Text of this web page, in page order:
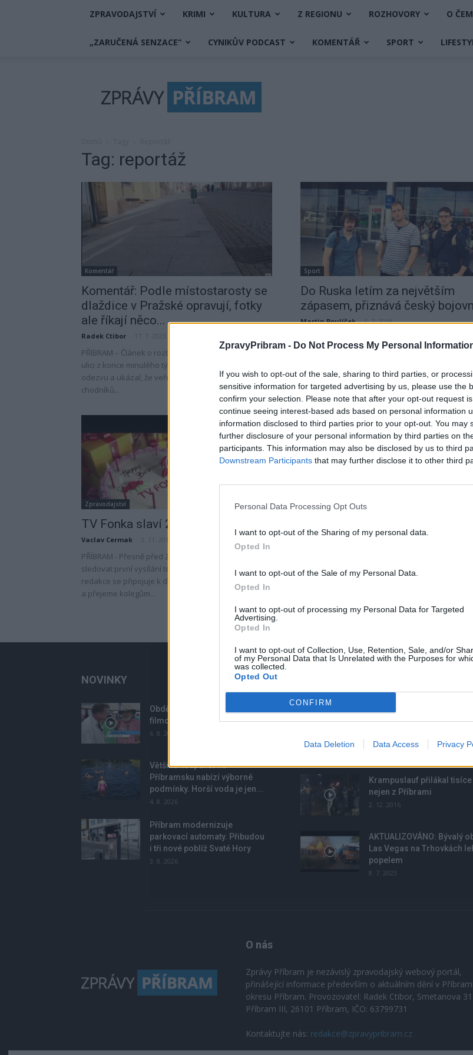
ZpravyPribram - Do Not Process My Personal
If you wish to opt-out of the sale, sharing to third parties, or
sensitive information for targeted advertising by us, please use the
confirm your selection. Please note that after your opt-out request
continue seeing interest-based ads based on personal information
information disclosed to third parties prior to your opt-out. You may
further disclosure of your personal information by third parties on
participants. This information may also be disclosed by us to third
Downstream Participants that may further disclose it to other third
Personal Data Processing Opt Outs
I want to opt-out of the Sharing of my personal data.
Opted In
I want to opt-out of the Sale of my Personal Data.
Opted In
I want to opt-out of processing my Personal Data for Targeted
Advertising.
Opted In
I want to opt-out of Collection, Use, Retention, Sale, and/or
of my Personal Data that Is Unrelated with the Purposes for
was collected.
Opted Out
CONFIRM
Data Deletion Data Access Privacy
ZPRAVODAJSTVÍ KRIMI KULTURA Z REGIONU ROZHOVORY O
„ZARUČENÁ SENZACE“ CYNIKŮV PODCAST KOMENTÁŘ SPORT
Příbram
Tag: reportáž
Komentář
Komentář: Podle místostarosty se
dlaždice v Pražské opravují, fotky
ale říkají něco...
Radek Ctibor
PŘÍBRAM – Článek o rozbitých chodnících v Pražské
ulici z konce minulého týdne vyvolal poměrně velkou
odezvu a ukázal, že veřejnost nedobrý stav
chodníků...
Sport
Do Ruska letím za největším
zápasem, přiznává český
Martin Poulíček - 5. 7. 2018
Rusko, 9. července se v Jekatěrinburgu proti
při...
Zpravodajství
TV Fonka slaví 20 let vysílání
Vaclav Cermak
PŘÍBRAM - Přesně před 20 lety mohli diváci v Příbrami
sledovat první vysílání této regionální televize. Naše
redakce se připojuje k dlouhému zástupu gratulantů
a přejeme kolegům...
NOVINKY
Obděnice vzpomínaly na
filmovou legendu
6. 8. 2026
Většina koupališť na
Příbramsku nabízí výborné
podmínky. Horší voda je jen...
4. 8. 2026
Příbram modernizuje
parkovací automaty. Přibudou
i tři nové poblíž Svaté Hory
3. 8. 2026
účet na pomoc mladé
mrtvicí
Krampuslauf přilákal
nejen z Příbrami
2. 12. 2016
AKTUALIZOVÁNO: Bývalý
Las Vegas na Trhovkách
popelem
8. 7. 2023
O nás
Zprávy Příbram je nezávislý zpravodajský webový portál,
přinášející informace především o aktuálním dění v
okresu Příbram. Provozovatel: Radek Ctibor, Smetanova
Příbram III, 26101 Příbram, IČO: 63799731
Kontaktujte nás: redakce@zpravypribram.cz